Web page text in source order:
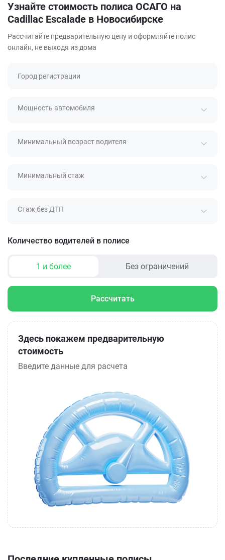
Узнайте стоимость полиса ОСАГО на
Cadillac Escalade в Новосибирске
Рассчитайте предварительную цену и оформляйте полис
онлайн, не выходя из дома
Город регистрации
Мощность автомобиля
Минимальный возраст водителя
Минимальный стаж
Стаж без ДТП
Количество водителей в полисе
1 и более Без ограничений
Рассчитать
Здесь покажем предварительную
стоимость
Введите данные для расчета